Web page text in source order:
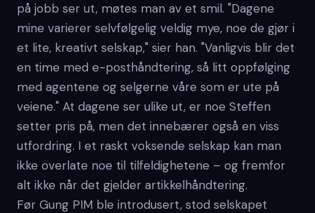
på jobb ser ut, møtes man av et smil. "Dagene
mine varierer selvfølgelig veldig mye, noe de gjør i
et lite, kreativt selskap," sier han. "Vanligvis blir det
en time med e-posthåndtering, så litt oppfølging
med agentene og selgerne våre som er ute på
veiene." At dagene ser ulike ut, er noe Steffen
setter pris på, men det innebærer også en viss
utfordring. I et raskt voksende selskap kan man
ikke overlate noe til tilfeldighetene – og fremfor
alt ikke når det gjelder artikkelhåndtering.
Før Gung PIM ble introdusert, stod selskapet